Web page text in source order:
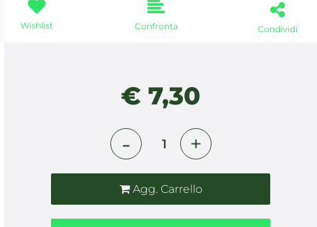
Wishlist Confronta Condividi
€ 7,30
Agg. Carrello